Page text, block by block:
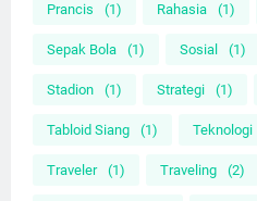
Prancis (1) Rahasia (1)
Sepak Bola (1) Sosial (1)
Stadion (1) Strategi (1)
Tabloid Siang (1) Teknologi
Traveler (1) Traveling (2)